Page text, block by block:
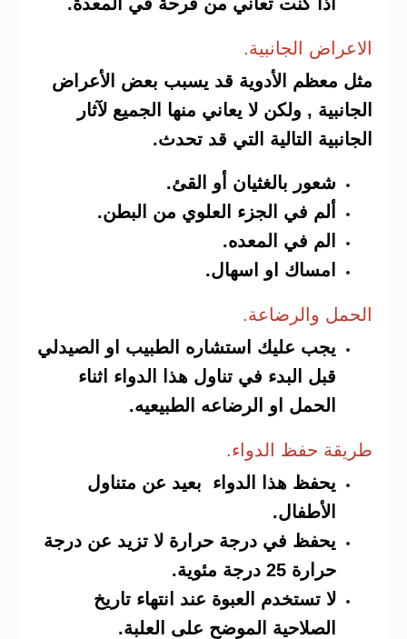
الاعراض الجانبية.
مثل معظم الأدوية قد يسبب بعض الأعراض
الجانبية , ولكن لا يعاني منها الجميع لآثار
الجانبية التالية التي قد تحدث.
شعور بالغثيان أو القئ.
ألم في الجزء العلوي من البطن.
الم في المعده.
امساك او اسهال.
الحمل والرضاعة.
يجب عليك استشاره الطبيب او الصيدلي
قبل البدء في تناول هذا الدواء اثناء
الحمل او الرضاعه الطبيعيه.
طريقة حفظ الدواء.
يحفظ هذا الدواء بعيد عن متناول
الأطفال.
يحفظ في درجة حرارة لا تزيد عن درجة
حرارة 25 درجة مئوية.
لا تستخدم العبوة عند انتهاء تاريخ
الصلاحية الموضح على العلبة.